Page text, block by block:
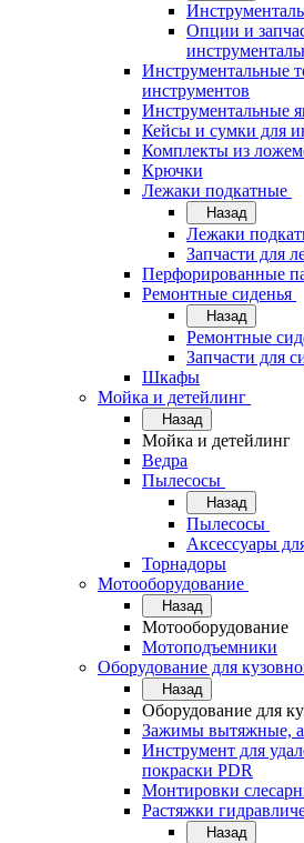
Опции и
Инструментальные
инструментов
Инструментальные
Кейсы и сумки для
Комплекты из
Крючки
Лежаки подкатные
Назад
Лежаки
Запчасти для
Перфорированные
Ремонтные сиденья
Назад
Ремонтные
Запчасти для
Шкафы
Мойка и детейлинг
Назад
Мойка и детейлинг
Ведра
Пылесосы
Назад
Пылесосы
Аксессуары
Торнадоры
Мотооборудование
Назад
Мотооборудование
Мотоподъемники
Оборудование для
Назад
Оборудование для
Зажимы вытяжные,
Инструмент для
покраски PDR
Монтировки
Растяжки
Назад